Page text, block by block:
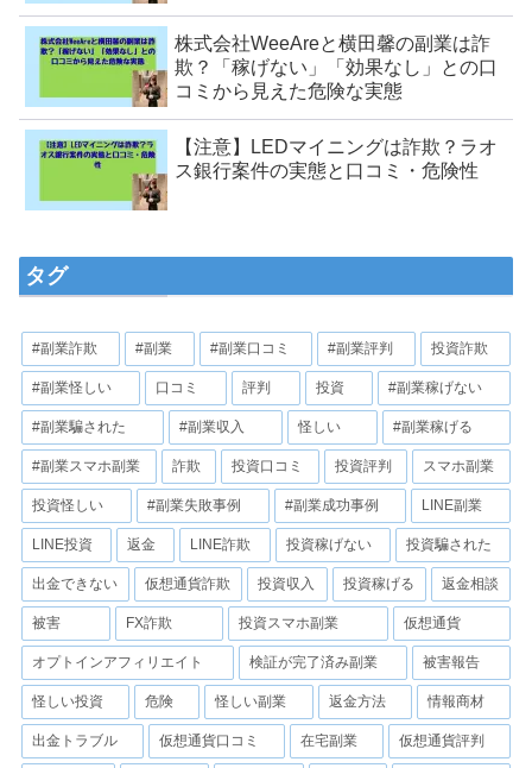
株式会社WeeAreと横田馨の副業は詐
欺？「稼げない」「効果なし」との口
コミから見えた危険な実態
【注意】LEDマイニングは詐欺？ラオ
ス銀行案件の実態と口コミ・危険性
タグ
#副業詐欺 #副業 #副業口コミ #副業評判 投資詐欺
#副業怪しい 口コミ 評判 投資 #副業稼げない
#副業騙された #副業収入 怪しい #副業稼げる
#副業スマホ副業 詐欺 投資口コミ 投資評判 スマホ副業
投資怪しい #副業失敗事例 #副業成功事例 LINE副業
LINE投資 返金 LINE詐欺 投資稼げない 投資騙された
出金できない 仮想通貨詐欺 投資収入 投資稼げる 返金相談
被害 FX詐欺 投資スマホ副業 仮想通貨
オプトインアフィリエイト 検証が完了済み副業 被害報告
怪しい投資 危険 怪しい副業 返金方法 情報商材
出金トラブル 仮想通貨口コミ 在宅副業 仮想通貨評判